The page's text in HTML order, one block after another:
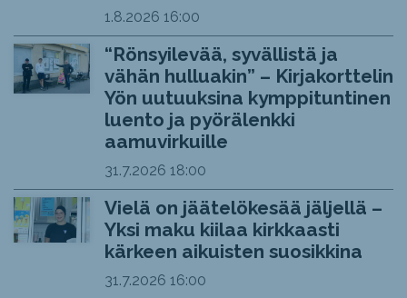
1.8.2026 16:00
“Rönsyilevää, syvällistä ja
vähän hulluakin” – Kirjakorttelin
Yön uutuuksina kymppituntinen
luento ja pyörälenkki
aamuvirkuille
31.7.2026 18:00
Vielä on jäätelökesää jäljellä –
Yksi maku kiilaa kirkkaasti
kärkeen aikuisten suosikkina
31.7.2026 16:00